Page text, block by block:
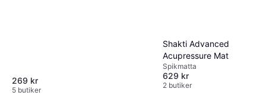
269 kr
5 butiker
Shakti Advanced
Acupressure Mat
Spikmatta
629 kr
2 butiker